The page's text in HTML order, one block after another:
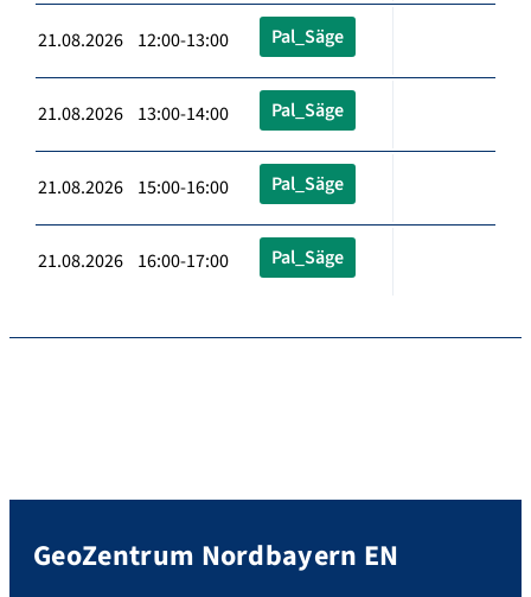
21.08.2026 12:00-13:00 Pal_Säge
21.08.2026 13:00-14:00 Pal_Säge
21.08.2026 15:00-16:00 Pal_Säge
21.08.2026 16:00-17:00 Pal_Säge
GeoZentrum Nordbayern EN